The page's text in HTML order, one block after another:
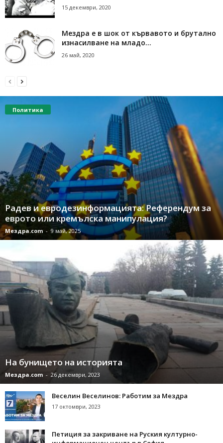
15 декември, 2020
Мездра е в шок от кървавото и брутално
изнасилване на младо...
26 май, 2020
Политика
Радев и евродезинформацията: Референдум за
еврото или кремълска манипулация?
Мездра.com - 9 май, 2025
На бунището на историята
Мездра.com - 26 декември, 2023
Веселин Веселинов: Работим за Мездра
17 октомври, 2023
Петиция за закриване на Руския културно-